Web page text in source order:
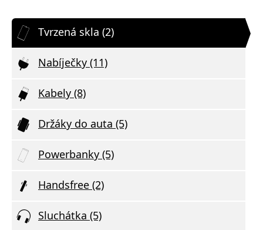
Tvrzená skla (2)
Nabíječky (11)
Kabely (8)
Držáky do auta (5)
Powerbanky (5)
Handsfree (2)
Sluchátka (5)